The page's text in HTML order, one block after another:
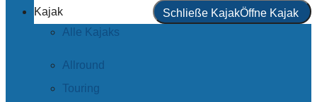
Kajak
Schließe KajakÖffne Kajak
Alle Kajaks
Allround
Touring